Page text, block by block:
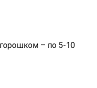
– по 5-10